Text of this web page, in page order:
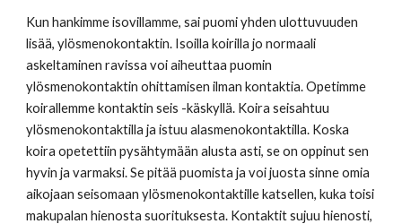
Kun hankimme isovillamme, sai puomi yhden ulottuvuuden
lisää, ylösmenokontaktin. Isoilla koirilla jo normaali
askeltaminen ravissa voi aiheuttaa puomin
ylösmenokontaktin ohittamisen ilman kontaktia. Opetimme
koirallemme kontaktin seis -käskyllä. Koira seisahtuu
ylösmenokontaktilla ja istuu alasmenokontaktilla. Koska
koira opetettiin pysähtymään alusta asti, se on oppinut sen
hyvin ja varmaksi. Se pitää puomista ja voi juosta sinne omia
aikojaan seisomaan ylösmenokontaktille katsellen, kuka toisi
makupalan hienosta suorituksesta. Kontaktit sujuu hienosti,